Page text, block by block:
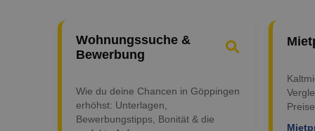
Wohnungssuche &
Bewerbung
Wie du deine Chancen in Göppingen
erhöhst: Unterlagen,
Bewerbungstipps, Bonität & die